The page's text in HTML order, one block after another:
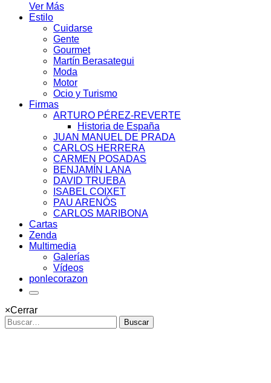
Ver Más
Estilo
Cuidarse
Gente
Gourmet
Martín Berasategui
Moda
Motor
Ocio y Turismo
Firmas
ARTURO PÉREZ-REVERTE
Historia de España
JUAN MANUEL DE PRADA
CARLOS HERRERA
CARMEN POSADAS
BENJAMÍN LANA
DAVID TRUEBA
ISABEL COIXET
PAU ARENÓS
CARLOS MARIBONA
Cartas
Zenda
Multimedia
Galerías
Vídeos
ponlecorazon
×Cerrar
Buscar